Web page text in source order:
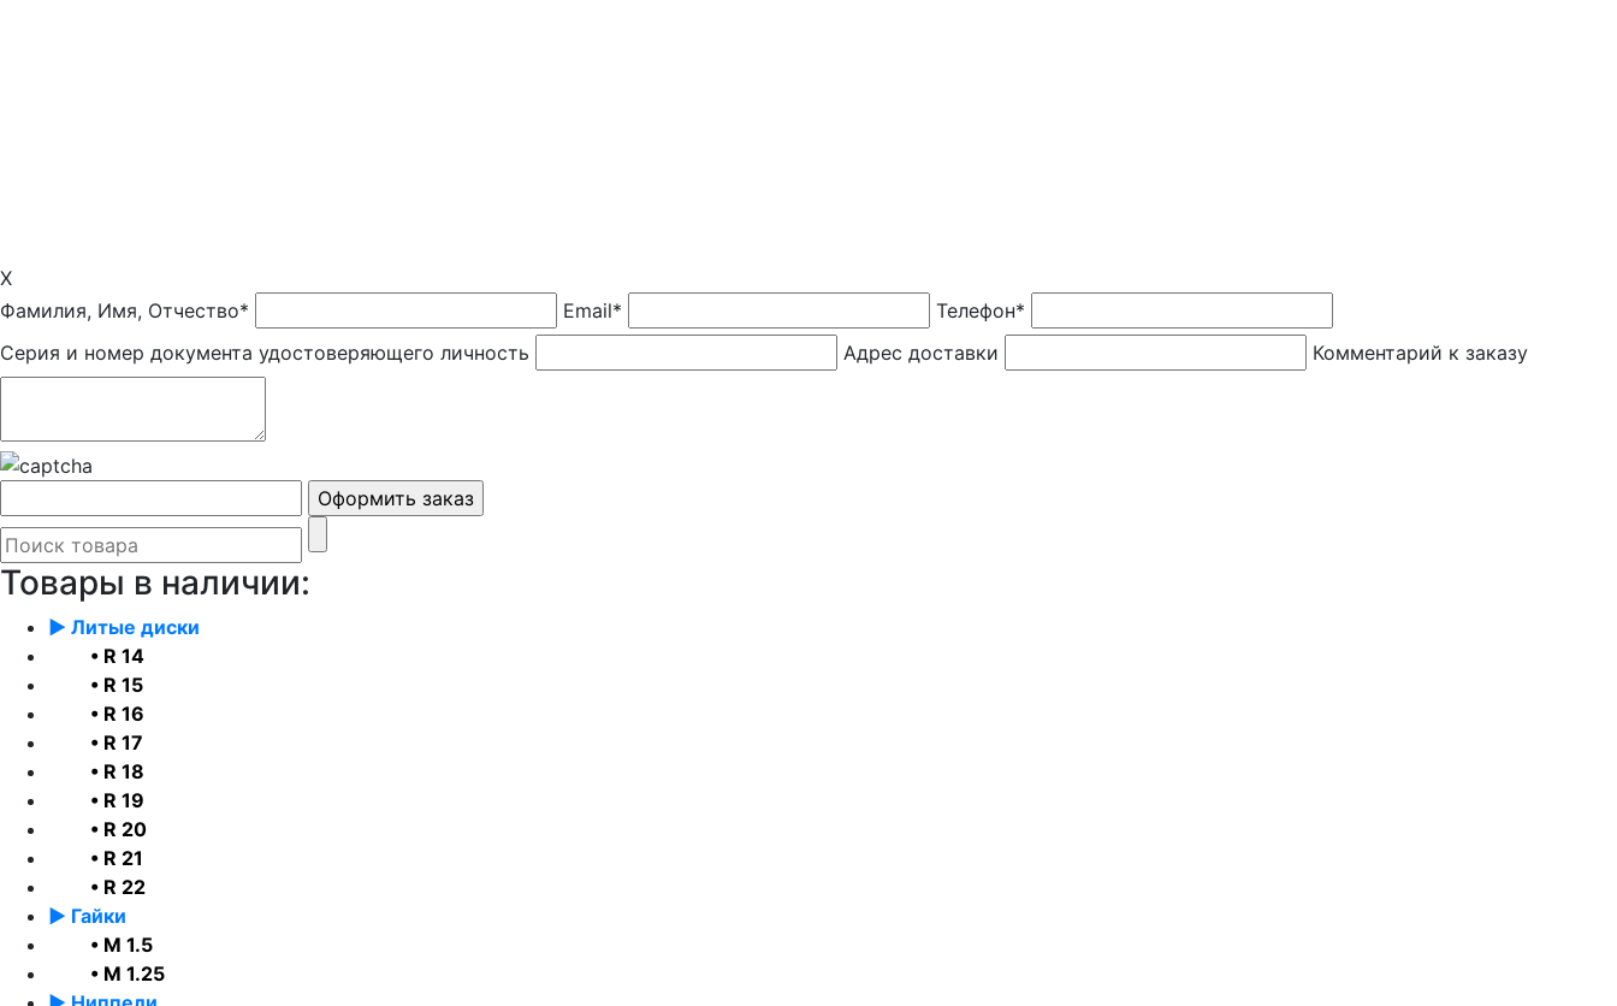
X
Фамилия, Имя, Отчество*
Email*
Телефон*
Серия и номер документа удостоверяющего личность
Адрес доставки Комментарий к заказу
Товары в наличии:
► Литые диски
• R 14
• R 15
• R 16
• R 17
• R 18
• R 19
• R 20
• R 21
• R 22
► Гайки
• М 1.5
• М 1.25